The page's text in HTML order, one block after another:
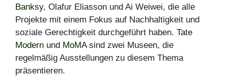
Banksy, Olafur Eliasson und Ai Weiwei, die alle
Projekte mit einem Fokus auf Nachhaltigkeit und
soziale Gerechtigkeit durchgeführt haben. Tate
Modern und MoMAsind zwei Museen, die
regelmäßig Ausstellungen zu diesem Thema
präsentieren.